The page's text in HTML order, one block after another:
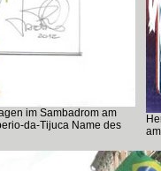
im Sambadrom am
da-Tijuca Name des